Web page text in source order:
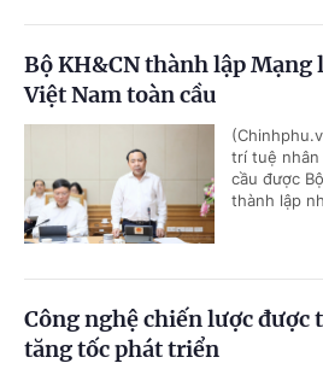
Bộ KH&CN thành lập
Việt Nam toàn cầu
trí tuệ nhân
cầu được
thành lập
Công nghệ chiến lược được
tăng tốc phát triển